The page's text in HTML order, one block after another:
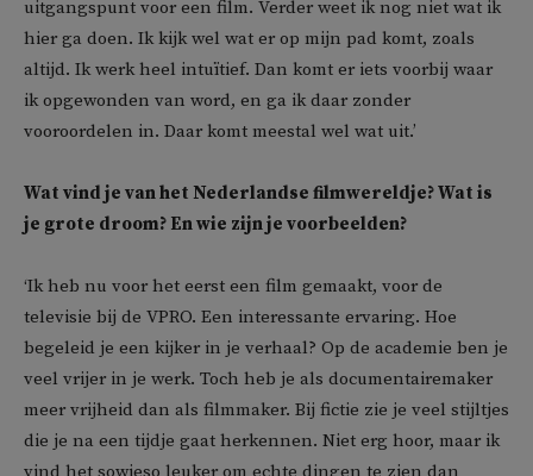
uitgangspunt voor een film. Verder weet ik nog niet wat ik
hier ga doen. Ik kijk wel wat er op mijn pad komt, zoals
altijd. Ik werk heel intuïtief. Dan komt er iets voorbij waar
ik opgewonden van word, en ga ik daar zonder
vooroordelen in. Daar komt meestal wel wat uit.’
Wat vind je van het Nederlandse filmwereldje? Wat is
je grote droom? En wie zijn je voorbeelden?
‘Ik heb nu voor het eerst een film gemaakt, voor de
televisie bij de VPRO. Een interessante ervaring. Hoe
begeleid je een kijker in je verhaal? Op de academie ben je
veel vrijer in je werk. Toch heb je als documentairemaker
meer vrijheid dan als filmmaker. Bij fictie zie je veel stijltjes
die je na een tijdje gaat herkennen. Niet erg hoor, maar ik